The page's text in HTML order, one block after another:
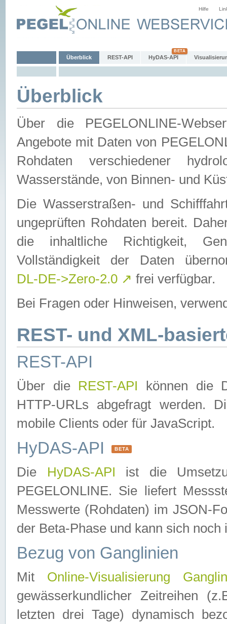
Hilfe
Überblick REST-API HyDAS-API
Überblick
Über die PEGELONLINE-
Angebote mit Daten von
Rohdaten verschiedener
Wasserstände, von Binnen- und
Die Wasserstraßen- und
ungeprüften Rohdaten bereit.
die inhaltliche Richtigkeit,
Vollständigkeit der Daten
DL-DE->Zero-2.0 ↗ frei verfügbar.
Bei Fragen oder Hinweisen,
REST- und XML-
REST-API
Über die REST-API können die
HTTP-URLs abgefragt werden.
mobile Clients oder für JavaScript.
HyDAS-API BETA
Die HyDAS-API ist die
PEGELONLINE. Sie liefert
Messwerte (Rohdaten) im JSON-
der Beta-Phase und kann sich noch
Bezug von Ganglinien
Mit Online-Visualisierung
gewässerkundlicher Zeitreihen
letzten drei Tage) dynamisch